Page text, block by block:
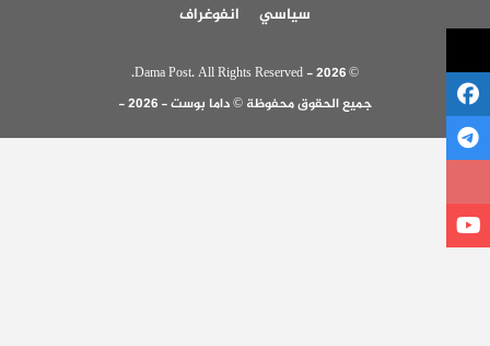
سياسي
انفوغراف
© 2026 - Dama Post. All Rights Reserved.
جميع الحقوق محفوظة © داما بوست - 2026 -